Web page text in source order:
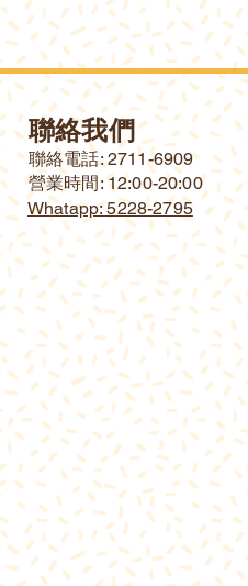
聯絡我們
​聯絡電話: 2711-6909
營業時間: 12:00-20:00
Whatapp: 5228-2795